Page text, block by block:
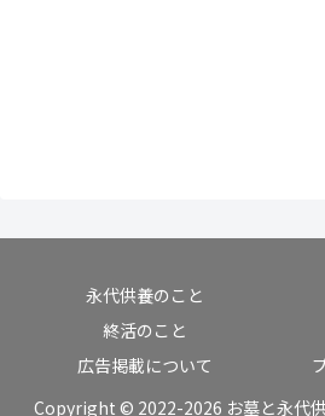
永代供養のこと
終活のこと
広告掲載について
Copyright © 2022-2026 お墓と永代